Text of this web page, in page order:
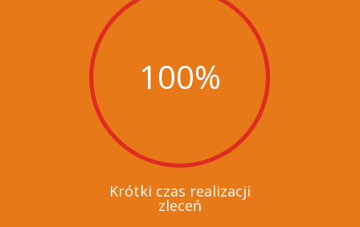
100%
Krótki czas realizacji
zleceń